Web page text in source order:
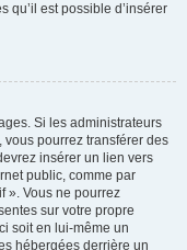
qu’il est possible d’insérer
Si les administrateurs
vous pourrez transférer des
insérer un lien vers
public, comme par
». Vous ne pourrez
sur votre propre
soit en lui-même un
hébergées derrière un